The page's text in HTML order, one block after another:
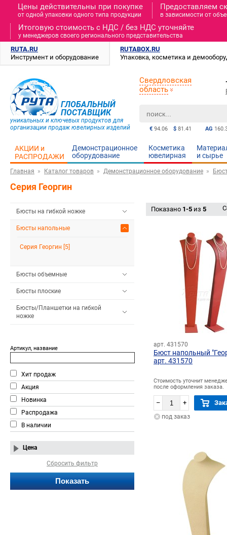
Цены действительны при покупке
от одной упаковки одного типа продукции
Предоставляем
в зависимости от
Итоговую стоимость c НДС / без НДС уточняйте
у менеджеров своего регионального представительства
RUTA.RU
Инструмент и оборудование
RUTABOX.RU
Упаковка, косметика и
ГЛОБАЛЬНЫЙ
ПОСТАВЩИК
уникальных и ключевых продуктов для
организации продаж ювелирных изделий
AG
€ 94.06 $ 81.41
Свердловская
область
АКЦИИ и
РАСПРОДАЖИ
Демонстрационное
оборудование
Косметика
ювелирная
и cырье
Главная Каталог товаров Демонстрационное оборудование
Серия Георгин
Бюсты на гибкой ножке
Бюсты напольные
Серия Георгин [5]
Бюсты объемные
Бюсты плоские
Бюсты/Планшетки на гибкой
ножке
Артикул, название
Хит продаж
Акция
Новинка
Распродажа
В наличии
Цена
Сбросить фильтр
Показано 1-5 из 5
арт. 431570
Бюст напольный
арт. 431570
Стоимость уточнит
после оформления заказа.
– +
под заказ